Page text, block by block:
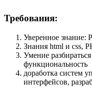
Требования:
Уверенное
Знания html и css,
Умение
функциональность
доработка систем
интерфейсов,